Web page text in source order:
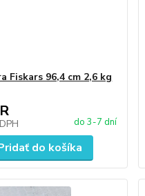
Fiskars 96,4 cm 2,6 kg
do 3-7 dní
do košíka